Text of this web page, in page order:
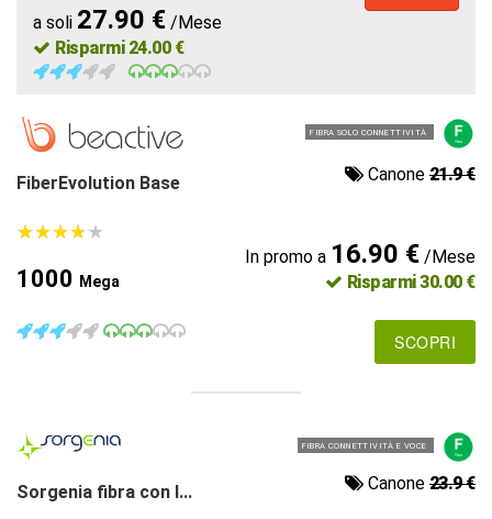
a soli 27.90 € /Mese
Risparmi 24.00 €
FIBRA SOLO CONNETTIVITÀ
FiberEvolution Base Canone 21.9 €
★★★★★
★★★★★
1000 Mega
In promo a 16.90 €/Mese
Risparmi 30.00 €
SCOPRI
FIBRA CONNETTIVITÀ E VOCE
Sorgenia fibra con l... Canone 23.9 €